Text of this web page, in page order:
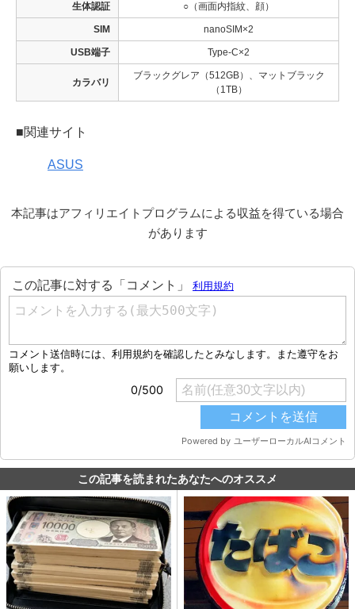
生体認証 ○（画面内指紋、顔）
SIM nanoSIM×2
USB端子 Type-C×2
カラバリ
ブラックグレア（512GB）、マットブラック
（1TB）
■関連サイト
ASUS
本記事はアフィリエイトプログラムによる収益を得ている場合
があります
この記事を読まれたあなたへのオススメ